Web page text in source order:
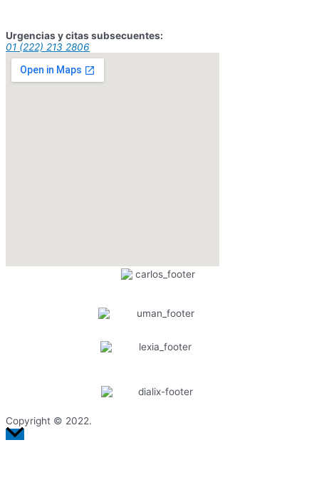
Urgencias y citas subsecuentes:
01 (222) 213 2806
Copyright © 2022.
Ir
arriba